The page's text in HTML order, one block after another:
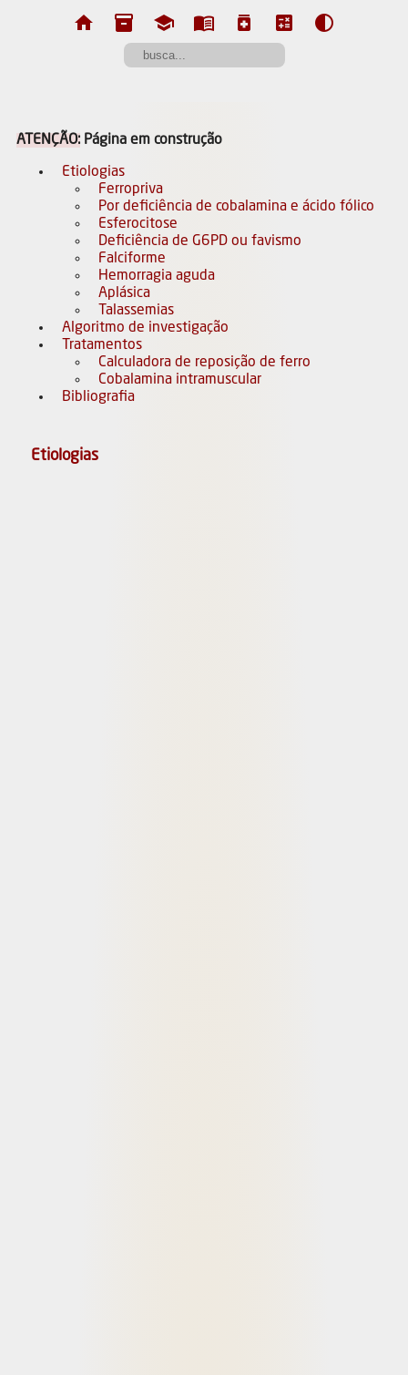
home inventory_2 school menu_book medication calculate contrast
ATENÇÃO:Página em construção
Etiologias
Ferropriva
Por deficiência de cobalamina e ácido fólico
Esferocitose
Deficiência de G6PD ou favismo
Falciforme
Hemorragia aguda
Aplásica
Talassemias
Algoritmo de investigação
Tratamentos
Calculadora de reposição de ferro
Cobalamina intramuscular
Bibliografia
Etiologias